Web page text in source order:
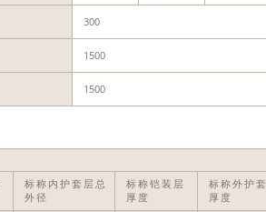
300
1500
1500
标称内护套层总
外径
标称铠装层
厚度
标称外护套
厚度